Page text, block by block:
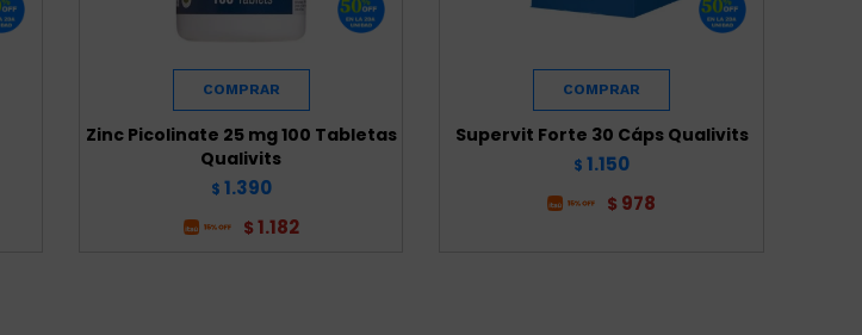
Zinc Picolinate 25 mg 100 Tabletas
Qualivits
$ 1.390
$ 1.182
Supervit Forte 30 Cáps Qualivits
$ 1.150
$ 978